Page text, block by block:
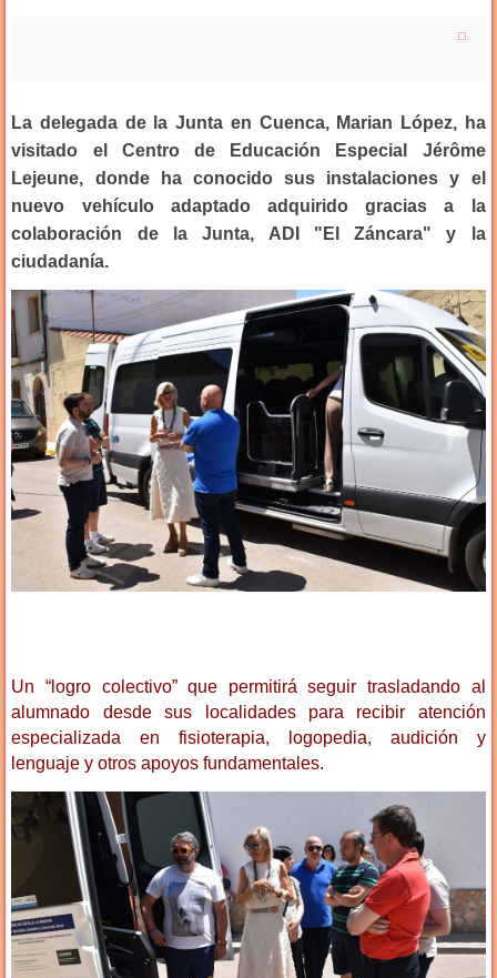
La delegada de la Junta en Cuenca, Marian López, ha
visitado el Centro de Educación Especial Jérôme
Lejeune, donde ha conocido sus instalaciones y el
nuevo vehículo adaptado adquirido gracias a la
colaboración de la Junta, ADI "El Záncara" y la
ciudadanía.
Un “logro colectivo” que permitirá seguir trasladando al
alumnado desde sus localidades para recibir atención
especializada en fisioterapia, logopedia, audición y
lenguaje y otros apoyos fundamentales.